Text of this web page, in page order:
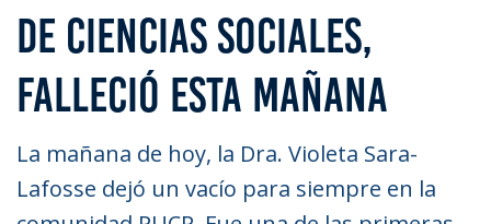
DE CIENCIAS SOCIALES,
FALLECIÓ ESTA MAÑANA
La mañana de hoy, la Dra. Violeta Sara-
Lafosse dejó un vacío para siempre en la